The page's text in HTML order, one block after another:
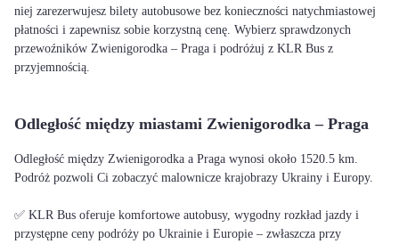
niej zarezerwujesz bilety autobusowe bez konieczności natychmiastowej
płatności i zapewnisz sobie korzystną cenę. Wybierz sprawdzonych
przewoźników Zwienigorodka – Praga i podróżuj z KLR Bus z
przyjemnością.
Odległość między miastami Zwienigorodka – Praga
Odległość między Zwienigorodka a Praga wynosi około 1520.5 km.
Podróż pozwoli Ci zobaczyć malownicze krajobrazy Ukrainy i Europy.
✅ KLR Bus oferuje komfortowe autobusy, wygodny rozkład jazdy i
przystępne ceny podróży po Ukrainie i Europie – zwłaszcza przy